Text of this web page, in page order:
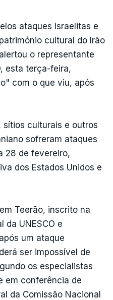
ataques israelitas e
cultural do Irão
o representante
esta terça-feira,
com o que viu, após
culturais e outros
sofreram ataques
28 de fevereiro,
dos Estados Unidos e
Teerão, inscrito na
da UNESCO e
um ataque
ser impossível de
os especialistas
em conferência de
da Comissão Nacional